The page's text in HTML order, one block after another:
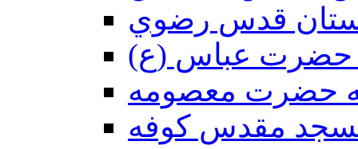
قدس رضوي
حضرت عباس (ع)
حضرت معصومه
مقدس كوفه